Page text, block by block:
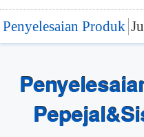
Penyelesaian Produk